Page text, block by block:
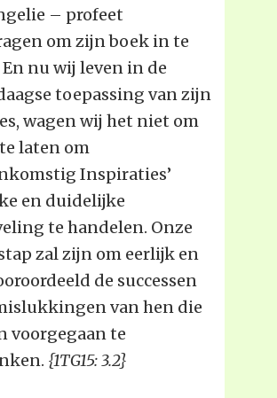
– profeet
om zijn boek in te
nu wij leven in de
toepassing van zijn
wagen wij het niet om
laten om
Inspiraties’
en duidelijke
te handelen. Onze
zal zijn om eerlijk en
de successen
van hen die
voorgegaan te
{1TG15: 3.2}